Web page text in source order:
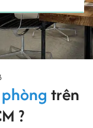
trên
?